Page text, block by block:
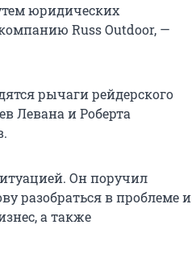
юридических
Russ Outdoor, —
рычаги рейдерского
Левана и Роберта
Он поручил
разобраться в проблеме и
а также